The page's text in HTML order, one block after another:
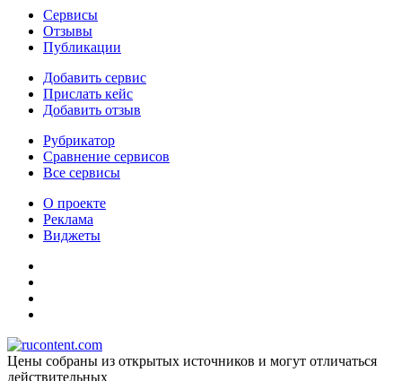
Сервисы
Отзывы
Публикации
Добавить сервис
Прислать кейс
Добавить отзыв
Рубрикатор
Сравнение сервисов
Все сервисы
О проекте
Реклама
Виджеты
Цены собраны из открытых источников и могут отличаться
действительных